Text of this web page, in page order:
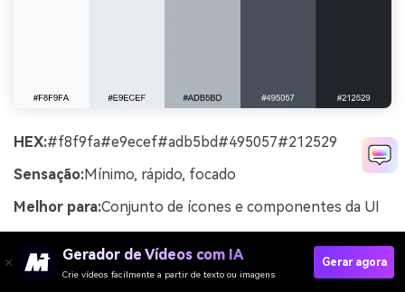
HEX:#f8f9fa#e9ecef#adb5bd#495057#212529
Sensação:Mínimo, rápido, focado
Melhor para:Conjunto de ícones e componentes da UI
sprint limpo e um espaço de trabalho livre de distrações.
Eles são perfeitos para conjuntos de ícones,
Gerador de Vídeos com IA
Crie vídeos facilmente a partir de texto ou imagens
Gerar agora